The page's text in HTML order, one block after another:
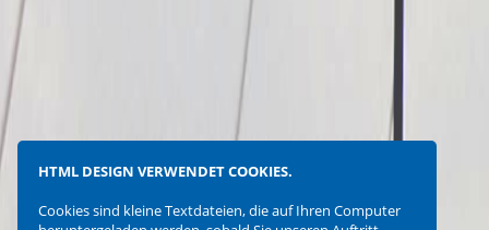
HTML DESIGN VERWENDET COOKIES.
Cookies sind kleine Textdateien, die auf Ihren Computer